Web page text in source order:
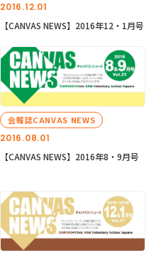
2016.12.01
【CANVAS NEWS】2016年12・1月号
2016.08.01
会報誌CANVAS NEWS
【CANVAS NEWS】2016年8・9月号